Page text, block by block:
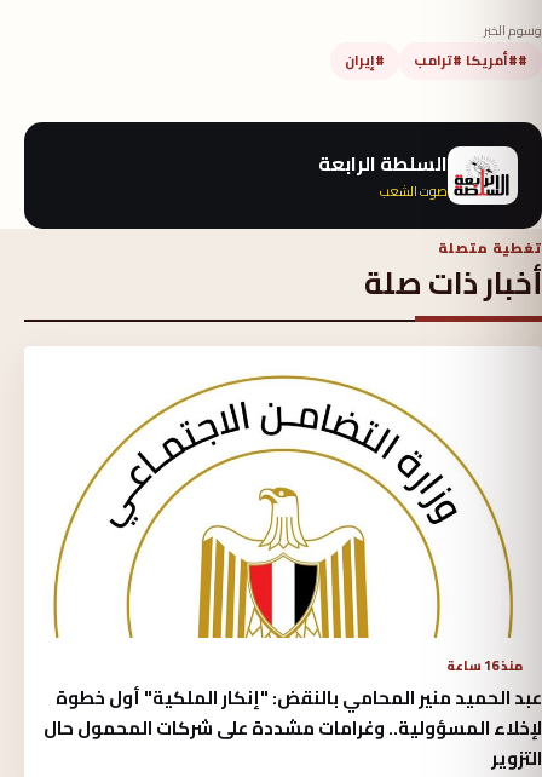
وسوم الخبر
##أمريكا #ترامب #إيران
السلطة الرابعة
صوت الشعب
تغطية متصلة
أخبار ذات صلة
منذ 16 ساعة
عبد الحميد منير المحامي بالنقض: "إنكار الملكية" أول خطوة
لإخلاء المسؤولية.. وغرامات مشددة على شركات المحمول حال
التزوير